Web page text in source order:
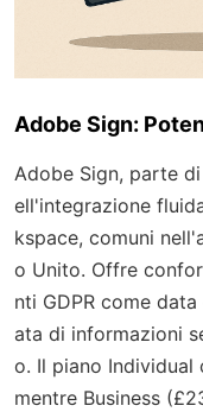
Adobe Sign:
Adobe Sign, parte
ell'integrazione
kspace, comuni
o Unito. Offre
nti GDPR come
ata di informazioni
o. Il piano Individual
mentre Business